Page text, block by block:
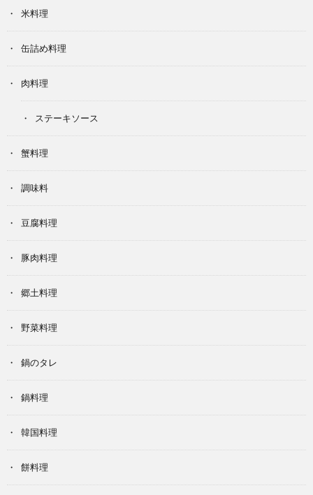
米料理
缶詰め料理
肉料理
ステーキソース
蟹料理
調味料
豆腐料理
豚肉料理
郷土料理
野菜料理
鍋のタレ
鍋料理
韓国料理
餅料理